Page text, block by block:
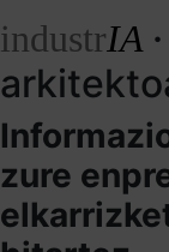
industrIA
zure